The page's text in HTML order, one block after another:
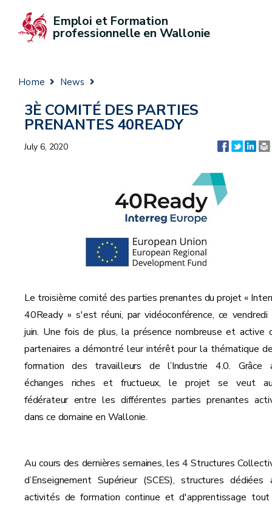
Emploi et Formation
professionnelle en Wallonie
Home News
3È COMITÉ DES PARTIES
PRENANTES 40READY
July 6, 2020
Le troisième comité des parties prenantes du projet «
40Ready » s'est réuni, par vidéoconférence, ce
juin. Une fois de plus, la présence nombreuse et active
partenaires a démontré leur intérêt pour la thématique
formation des travailleurs de l’Industrie 4.0. Grâce
échanges riches et fructueux, le projet se veut
fédérateur entre les différentes parties prenantes
dans ce domaine en Wallonie.
Au cours des dernières semaines, les 4 Structures
d’Enseignement Supérieur (SCES), structures dédiées
activités de formation continue et d'apprentissage